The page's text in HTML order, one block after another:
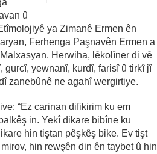
û
ya Zimanê Ermen ên
Ferhenga Paşnavên Ermen a
Herwiha, lêkolîner di vê
gurcî, yewnanî, kurdî, farisî û tirkî jî
zanebûnê ne agahî wergirtiye.
“Ez carinan difikirim ku em
in. Yekî dikare bibîne ku
hin tiştan pêşkêş bike. Ev tişt
hin rewşên din ên taybet û hin